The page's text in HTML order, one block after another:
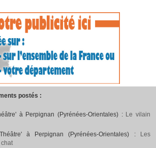
postés :
à Perpignan (Pyrénées-Orientales) : Le vilain
à Perpignan (Pyrénées-Orientales) :
Les